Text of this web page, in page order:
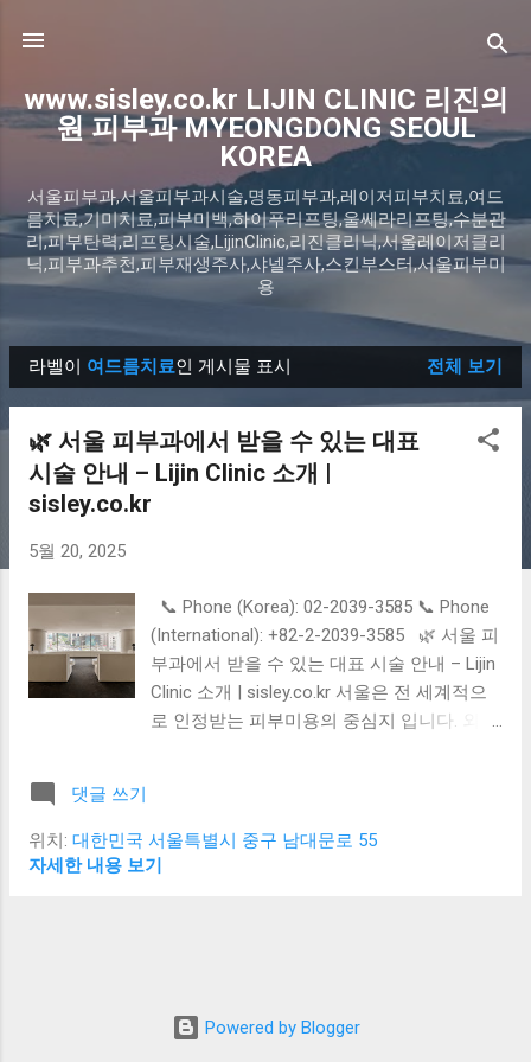
www.sisley.co.kr LIJIN CLINIC 리진의
원 피부과 MYEONGDONG SEOUL
KOREA
서울피부과,서울피부과시술,명동피부과,레이저피부치료,여드
름치료,기미치료,피부미백,하이푸리프팅,울쎄라리프팅,수분관
리,피부탄력,리프팅시술,LijinClinic,리진클리닉,서울레이저클리
닉,피부과추천,피부재생주사,샤넬주사,스킨부스터,서울피부미
용
글
라벨이 여드름치료인 게시물 표시 전체 보기
🌿 서울 피부과에서 받을 수 있는 대표
시술 안내 – Lijin Clinic 소개 |
sisley.co.kr
5월 20, 2025
📞 Phone (Korea): 02-2039-3585 📞 Phone
(International): +82-2-2039-3585 🌿 서울 피
부과에서 받을 수 있는 대표 시술 안내 – Lijin
Clinic 소개 | sisley.co.kr 서울은 전 세계적으
로 인정받는 피부미용의 중심지 입니다. 외국
한 목적을 가지고 있습니다. Sisley.co.kr 에서
는 서울의 대표 피부과 시술과 함께, 명동 중
라이트닝 효과 ➡️ 사용 장비 예: 피코슈어,
댓글 쓰기
위치: 대한민국 서울특별시 중구 남대문로 55
자세한 내용 보기
Powered by Blogger